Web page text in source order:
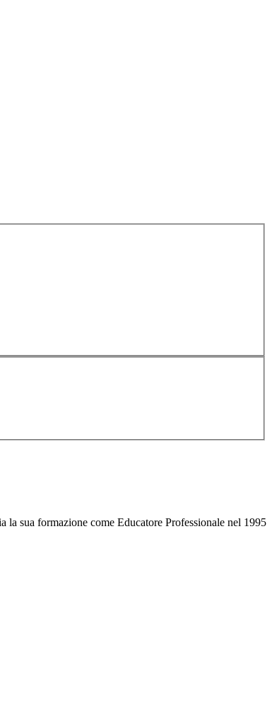
sua formazione come Educatore Professionale nel 1995